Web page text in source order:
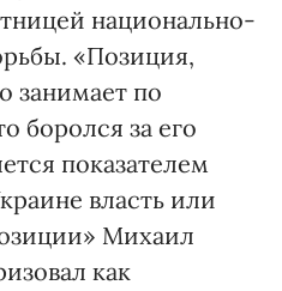
национально-
«Позиция,
занимает по
боролся за его
показателем
власть или
Михаил
как